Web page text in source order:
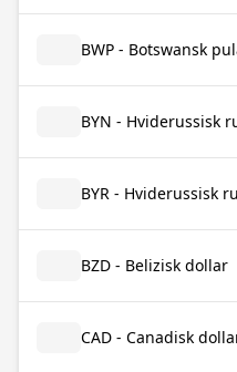
BWP - Botswansk
BYN - Hviderussisk
BYR - Hviderussisk
BZD - Belizisk dollar
CAD - Canadisk